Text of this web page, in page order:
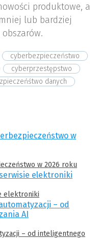
produktowe, a
lub bardziej
cyberbezpieczeństwo
cyberprzestępstwo
danych
w 2026 roku
elektroniki
– od inteligentnego